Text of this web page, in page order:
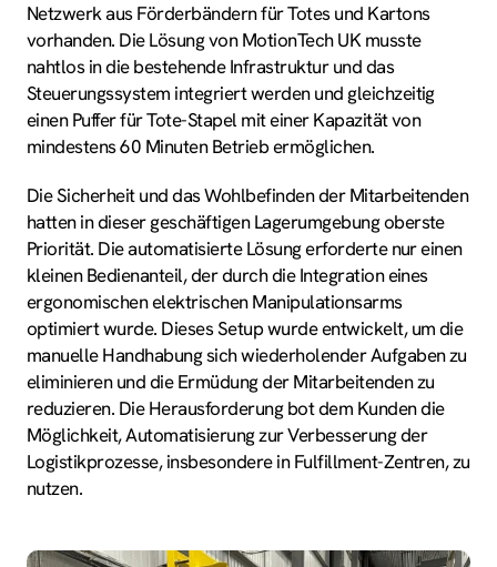
Netzwerk aus Förderbändern für Totes und Kartons
vorhanden. Die Lösung von MotionTech UK musste
nahtlos in die bestehende Infrastruktur und das
Steuerungssystem integriert werden und gleichzeitig
einen Puffer für Tote-Stapel mit einer Kapazität von
mindestens 60 Minuten Betrieb ermöglichen.
Die Sicherheit und das Wohlbefinden der Mitarbeitenden
hatten in dieser geschäftigen Lagerumgebung oberste
Priorität. Die automatisierte Lösung erforderte nur einen
kleinen Bedienanteil, der durch die Integration eines
ergonomischen elektrischen Manipulationsarms
optimiert wurde. Dieses Setup wurde entwickelt, um die
manuelle Handhabung sich wiederholender Aufgaben zu
eliminieren und die Ermüdung der Mitarbeitenden zu
reduzieren. Die Herausforderung bot dem Kunden die
Möglichkeit, Automatisierung zur Verbesserung der
Logistikprozesse, insbesondere in Fulfillment-Zentren, zu
nutzen.